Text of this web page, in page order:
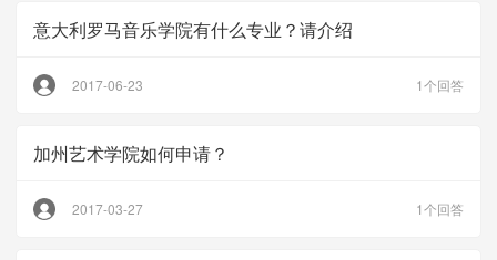
意大利罗马音乐学院有什么专业？请介绍
2017-06-23 1个回答
加州艺术学院如何申请？
2017-03-27 1个回答